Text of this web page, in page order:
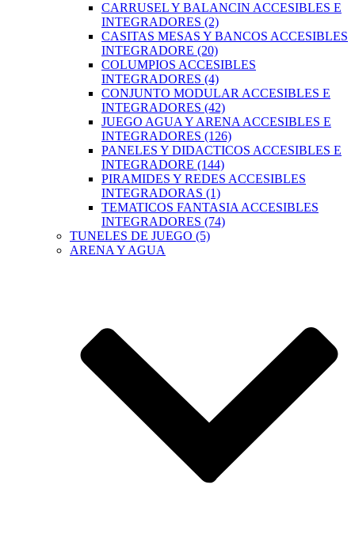
CARRUSEL Y BALANCIN ACCESIBLES E
INTEGRADORES (2)
CASITAS MESAS Y BANCOS ACCESIBLES
INTEGRADORE (20)
COLUMPIOS ACCESIBLES
INTEGRADORES (4)
CONJUNTO MODULAR ACCESIBLES E
INTEGRADORES (42)
JUEGO AGUA Y ARENA ACCESIBLES E
INTEGRADORES (126)
PANELES Y DIDACTICOS ACCESIBLES E
INTEGRADORE (144)
PIRAMIDES Y REDES ACCESIBLES
INTEGRADORAS (1)
TEMATICOS FANTASIA ACCESIBLES
INTEGRADORES (74)
TUNELES DE JUEGO (5)
ARENA Y AGUA